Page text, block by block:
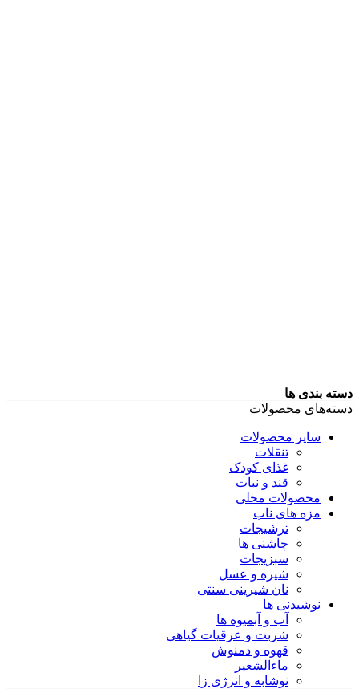
دسته بندی ها
دسته‌های محصولات
سایر محصولات
تنقلات
غذای کودک
قند و نبات
محصولات محلی
مزه های ناب
ترشیجات
چاشنی ها
سبزیجات
شیره و عسل
نان شیرینی سنتی
نوشیدنی ها
آب و آبمیوه ها
شربت و عرقیات گیاهی
قهوه و دمنوش
ماءالشعیر
نوشابه و انرژی زا